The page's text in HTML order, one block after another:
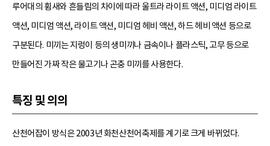
루어대의 휨새와 흔들림의 차이에 따라 울트라 라이트 액션, 미디엄 라이트
액션, 미디엄 액션, 라이트 액션, 미디엄 헤비 액션, 하드 헤비 액션 등으로
구분된다. 미끼는 지렁이 등의 생미끼나 금속이나 플라스틱, 고무 등으로
만들어진 가짜 작은 물고기나 곤충 미끼를 사용한다.
특징 및 의의
산천어잡이 방식은 2003년 화천산천어축제를 계기로 크게 바뀌었다.